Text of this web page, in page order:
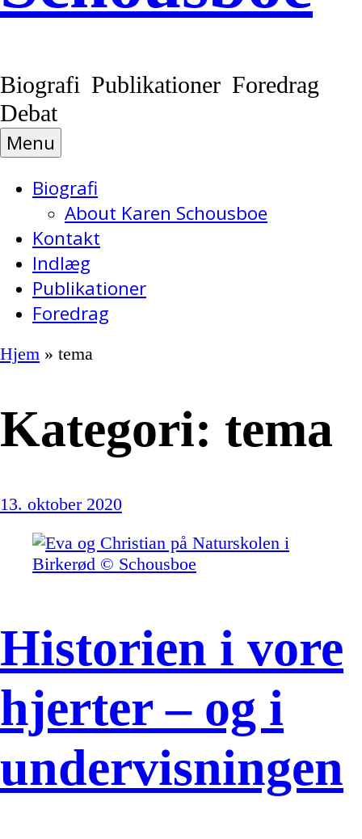
Biografi Publikationer Foredrag
Debat
Menu
Biografi
About Karen Schousboe
Kontakt
Indlæg
Publikationer
Foredrag
Hjem » tema
Kategori: tema
13. oktober 2020
Historien i vore
hjerter – og i
undervisningen